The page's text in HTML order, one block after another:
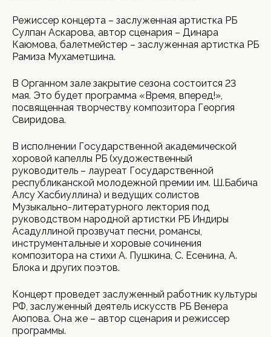
Режиссер концерта – заслуженная артистка РБ
Сулпан Аскарова, автор сценария – Динара
Каюмова, балетмейстер – заслуженная артистка РБ
Рамиза Мухаметшина.
В Органном зале закрытие сезона состоится 23
мая. Это будет программа «Время, вперед!»,
посвященная творчеству композитора Георгия
Свиридова.
В исполнении Государственной академической
хоровой капеллы РБ (художественный
руководитель – лауреат Государственной
республиканской молодежной премии им. Ш.Бабича
Алсу Хасбиуллина) и ведущих солистов
Музыкально-литературного лектория под
руководством народной артистки РБ Индиры
Асадуллиной прозвучат песни, романсы,
инструментальные и хоровые сочинения
композитора на стихи А. Пушкина, С. Есенина, А.
Блока и других поэтов.
Концерт проведет заслуженный работник культуры
РФ, заслуженный деятель искусств РБ Венера
Аюпова. Она же – автор сценария и режиссер
программы.